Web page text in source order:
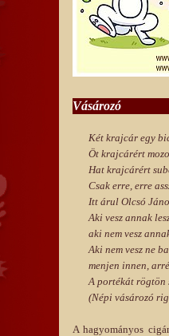
Vásározó
Két krajcár egy
Öt krajcárért
Hat krajcárért
Csak erre, erre
Itt árul Olcsó
Aki vesz annak
aki nem vesz
Aki nem vesz ne
menjen innen,
A portékát rögtön
(Népi vásározó
A hagyományos